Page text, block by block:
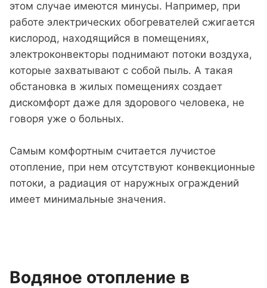
этом случае имеются минусы. Например, при
работе электрических обогревателей сжигается
кислород, находящийся в помещениях,
электроконвекторы поднимают потоки воздуха,
которые захватывают с собой пыль. А такая
обстановка в жилых помещениях создает
дискомфорт даже для здорового человека, не
говоря уже о больных.
Самым комфортным считается лучистое
отопление, при нем отсутствуют конвекционные
потоки, а радиация от наружных ограждений
имеет минимальные значения.
Водяное отопление в